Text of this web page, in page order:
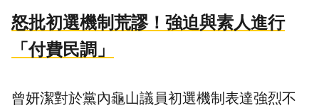
怒批初選機制荒謬！強迫與素人進行
「付費民調」
曾妍潔對於黨內龜山議員初選機制表達強烈不